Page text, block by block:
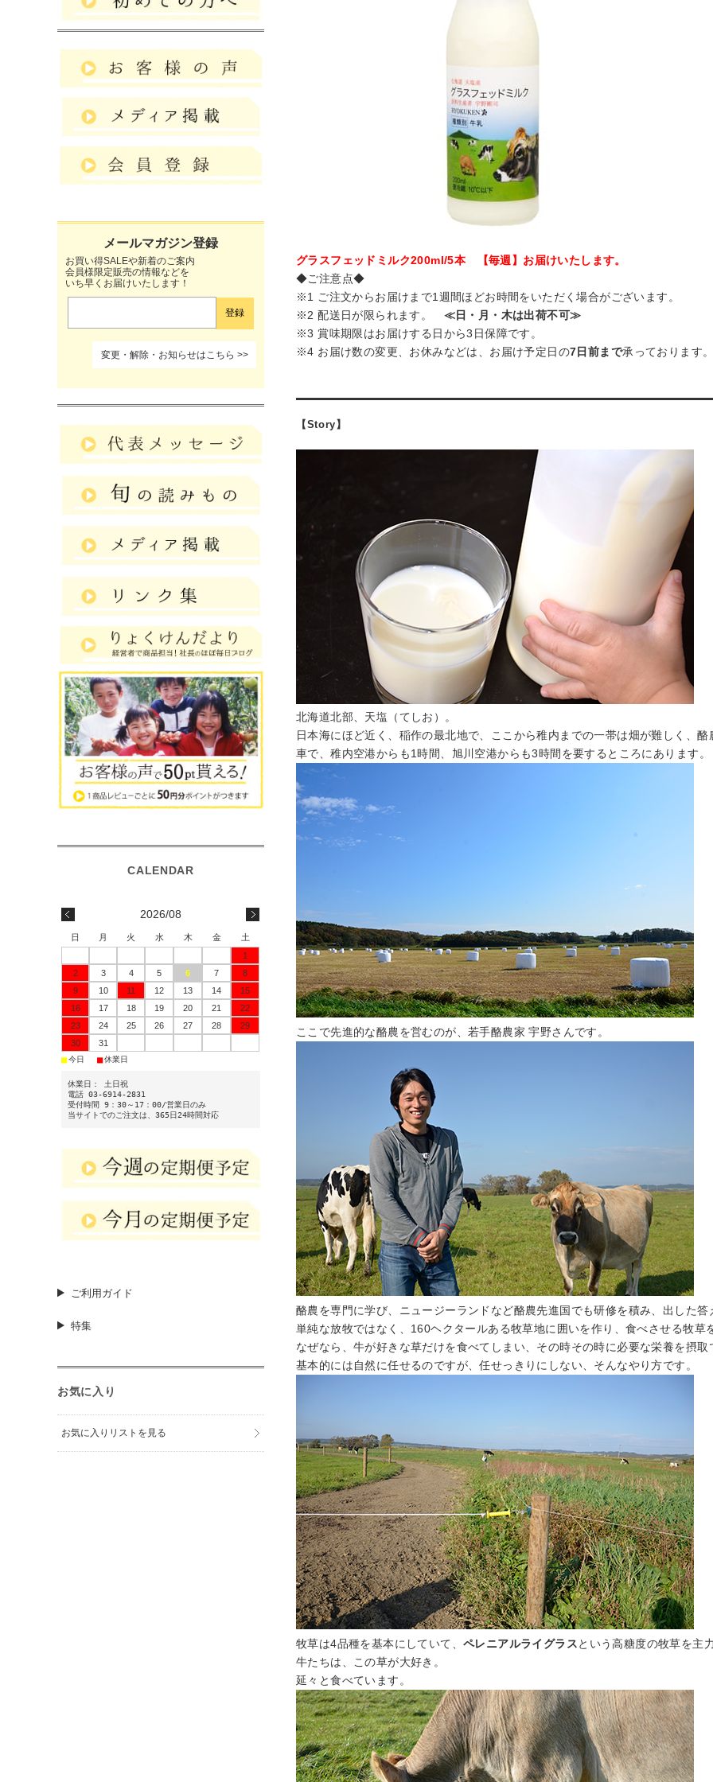
グラスフェッドミルク200ml/5本 【毎週】お届けいたします。
◆ご注意点◆
※1 ご注文からお届けまで1週間ほどお時間をいただく場合がございます。
※2 配送日が限られます。 ≪日・月・木は出荷不可≫
※3 賞味期限はお届けする日から3日保障です。
※4 お届け数の変更、お休みなどは、お届け予定日の7日前まで承っております
【Story】
北海道北部、天塩（てしお）。
日本海にほど近く、稲作の最北地で、ここから稚内までの一帯は畑が難しく、酪
車で、稚内空港からも1時間、旭川空港からも3時間を要するところにあります。
ここで先進的な酪農を営むのが、若手酪農家 宇野さんです。
酪農を専門に学び、ニュージーランドなど酪農先進国でも研修を積み、出した答
単純な放牧ではなく、160ヘクタールある牧草地に囲いを作り、食べさせる牧草
なぜなら、牛が好きな草だけを食べてしまい、その時その時に必要な栄養を摂取
基本的には自然に任せるのですが、任せっきりにしない、そんなやり方です。
牧草は4品種を基本にしていて、ペレニアルライグラスという高糖度の牧草を主
牛たちは、この草が大好き。
延々と食べています。
お買い得SALEや新着のご案内
会員様限定販売の情報などを
いち早くお届けいたします！
変更・解除・お知らせはこちら
2026/08
日 月 火 水 木 金
土
1
2
3 4 5 6 7
8
9
10 11 12 13 14
15
16
17 18 19 20 21
22
23
24 25 26 27 28
29
30
31
■今日 ■休業日
休業日： 土日祝
電話 03-6914-2831
受付時間 9：30～17：00/営業日のみ
当サイトでのご注文は、365日24時間対応
ご利用ガイド
特集
お気に入り
お気に入りリストを見る